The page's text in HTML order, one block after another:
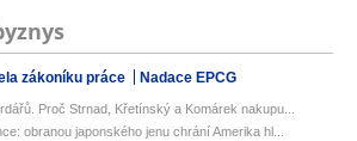
zákoníku práce Nadace EPCG
Proč Strnad, Křetínský a Komárek nakupu...
obranou japonského jenu chrání Amerika hl...